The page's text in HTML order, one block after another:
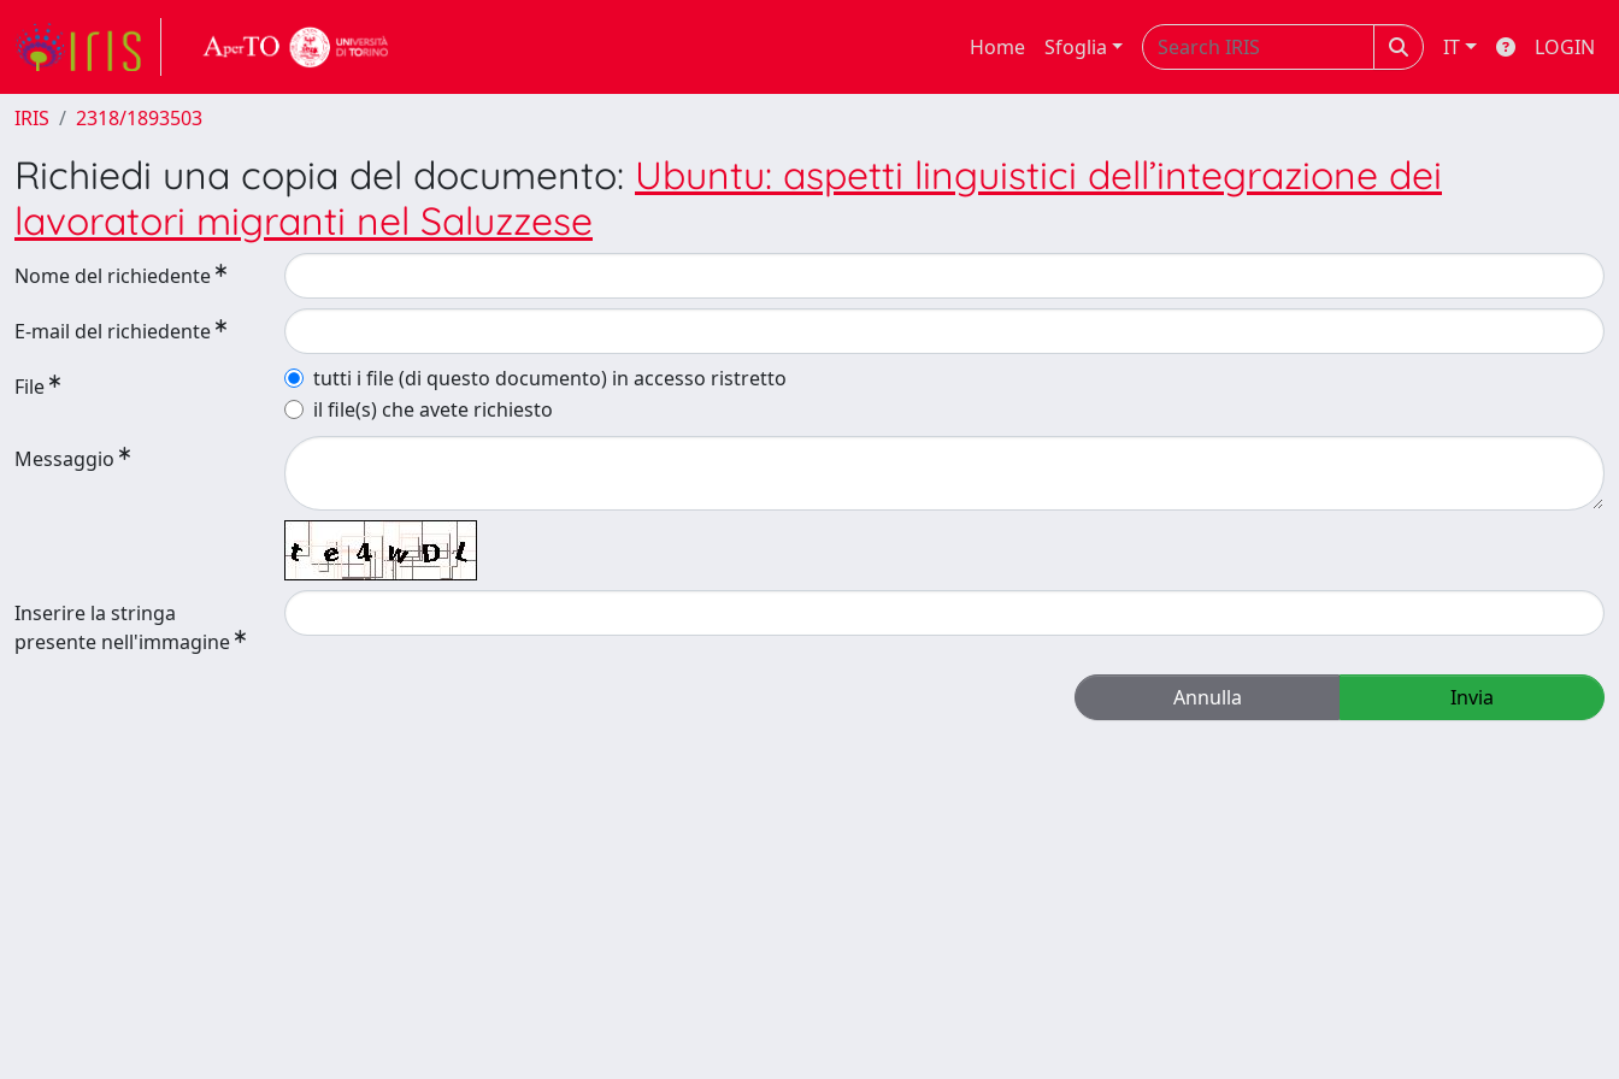
Home Sfoglia IT LOGIN
IRIS 2318/1893503
Richiedi una copia del documento: Ubuntu: aspetti linguistici dell’integrazione dei
lavoratori migranti nel Saluzzese
Nome del richiedente
E-mail del richiedente
File
tutti i file (di questo documento) in accesso ristretto
il file(s) che avete richiesto
Messaggio
Inserire la stringa
presente nell'immagine
Annulla Invia